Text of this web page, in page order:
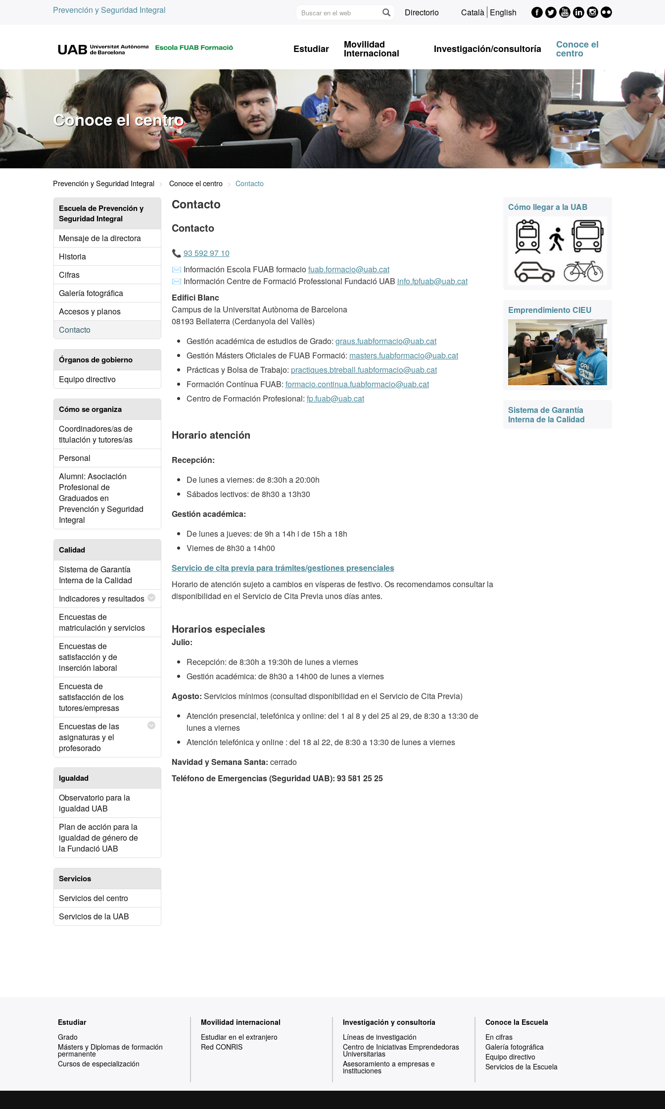
Prevención y Seguridad Integral
Buscar
Directorio Català English Facebook
EPSI
Twitter
EPSI
Youtube
EPSI
LinkedIn
EPSI
Instagram
EPSI
Flickr
B
Estudiar Movilidad
Internacional Investigación/consultoría Conoce el
centro
Conoce el centro
Prevención y Seguridad Integral Conoce el centro Contacto
Escuela de Prevención y
Seguridad Integral
Mensaje de la directora
Historia
Cifras
Galería fotográfica
Accesos y planos
Contacto
Órganos de gobierno
Equipo directivo
Cómo se organiza
Coordinadores/as de
titulación y tutores/as
Personal
Alumni: Asociación
Profesional de
Graduados en
Prevención y Seguridad
Integral
Calidad
Sistema de Garantía
Interna de la Calidad
Indicadores y resultados
Encuestas de
matriculación y servicios
Encuestas de
satisfacción y de
inserción laboral
Encuesta de
satisfacción de los
tutores/empresas
Encuestas de las
asignaturas y el
profesorado
Igualdad
Observatorio para la
igualdad UAB
Plan de acción para la
igualdad de género de
la Fundació UAB
Servicios
Servicios del centro
Servicios de la UAB
Contacto
Contacto
📞 93 592 97 10
✉️ Información Escola FUAB formaciofuab.formacio@uab.cat
✉️ Información Centre de Formació Professional Fundació UAB info.fpfuab@uab.cat
Edifici Blanc
Campus de la Universitat Autònoma de Barcelona
08193 Bellaterra (Cerdanyola del Vallès)
Gestión académica de estudios de Grado: graus.fuabformacio@uab.cat
Gestión Másters Oficiales de FUAB Formació: masters.fuabformacio@uab.cat
Prácticas y Bolsa de Trabajo: practiques.btreball.fuabformacio@uab.cat
Formación Contínua FUAB: formacio.continua.fuabformacio@uab.cat
Centro de Formación Profesional: fp.fuab@uab.cat
Horario atención
Recepción:
De lunes a viernes: de 8:30h a 20:00h
Sábados lectivos: de 8h30 a 13h30
Gestión académica:
De lunes a jueves: de 9h a 14h i de 15h a 18h
Viernes de 8h30 a 14h00
Servicio de cita previa para trámites/gestiones presenciales
Horario de atención sujeto a cambios en vísperas de festivo. Os recomendamos consultar la
disponibilidad en el Servicio de Cita Previa unos días antes.
Horarios especiales
Julio:
Recepción: de 8:30h a 19:30h de lunes a viernes
Gestión académica: de 8h30 a 14h00 de lunes a viernes
Agosto: Servicios mínimos (consultad disponibilidad en el Servicio de Cita Previa)
Atención presencial, telefónica y online: del 1 al 8 y del 25 al 29, de 8:30 a 13:30 de
lunes a viernes
Atención telefónica y online : del 18 al 22, de 8:30 a 13:30 de lunes a viernes
Navidad y Semana Santa: cerrado
Teléfono de Emergencias (Seguridad UAB): 93 581 25 25
Información
complementaria
Cómo llegar a la UAB
Emprendimiento CIEU
Sistema de Garantía
Interna de la Calidad
Estudiar
Grado
Másters y Diplomas de formación
permanente
Cursos de especialización
Movilidad internacional
Estudiar en el extranjero
Red CONRIS
Investigación y consultoría
Líneas de investigación
Centro de Iniciativas Emprendedoras
Universitarias
Asesoramiento a empresas e
instituciones
Conoce la Escuela
En cifras
Galería fotográfica
Equipo directivo
Servicios de la Escuela